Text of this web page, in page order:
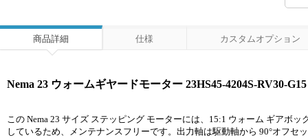
商品詳細 仕様 カスタムオプション
Nema 23 ウォームギヤードモーター 23HS45-4204S-RV30-
この Nema 23 サイズ ステッピング モーターには、15:1 ウォーム ギアボ
しているため、メンテナンスフリーです。出力軸は駆動軸から 90°オフセ